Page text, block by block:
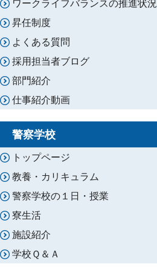
ワークライフバランスの推進状況
昇任制度
よくある質問
採用担当者ブログ
部門紹介
仕事紹介動画
警察学校
トップページ
教養・カリキュラム
警察学校の１日・授業
寮生活
施設紹介
学校Ｑ＆Ａ